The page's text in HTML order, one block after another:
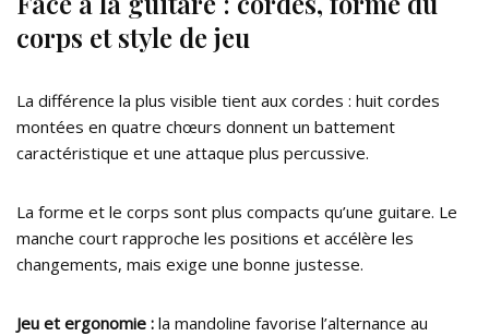
corps et style de jeu
La différence la plus visible tient aux cordes : huit cordes
montées en quatre chœurs donnent un battement
caractéristique et une attaque plus percussive.
La forme et le corps sont plus compacts qu’une guitare. Le
manche court rapproche les positions et accélère les
changements, mais exige une bonne justesse.
Jeu et ergonomie : la mandoline favorise l’alternance au